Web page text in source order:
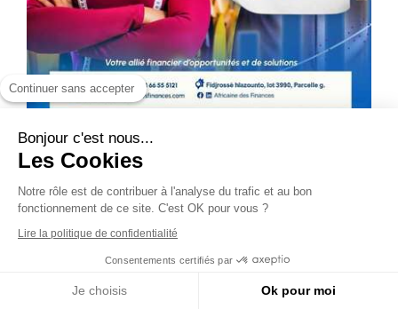
Continuer sans accepter
Les Cookies
trafic et au bon fonctionnement de ce site.
C'est OK pour vous ?
Lire la politique de confidentialité
Consentements certifiés par
Je choisis Ok pour moi